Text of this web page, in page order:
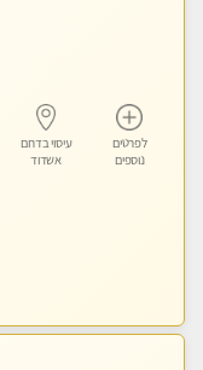
לפרטים
נוספים
עיסוי בדרום
אשדוד